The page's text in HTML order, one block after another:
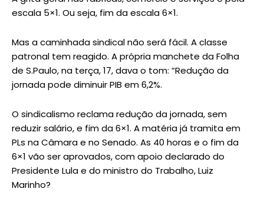
escala 5×1. Ou seja, fim da escala 6×1.
Mas a caminhada sindical não será fácil. A classe
patronal tem reagido. A própria manchete da Folha
de S.Paulo, na terça, 17, dava o tom: “Redução da
jornada pode diminuir PIB em 6,2%.
O sindicalismo reclama redução da jornada, sem
reduzir salário, e fim da 6×1. A matéria já tramita em
PLs na Câmara e no Senado. As 40 horas e o fim da
6×1 vão ser aprovados, com apoio declarado do
Presidente Lula e do ministro do Trabalho, Luiz
Marinho?